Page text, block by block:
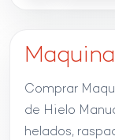
Comprar
de Hielo
helados,